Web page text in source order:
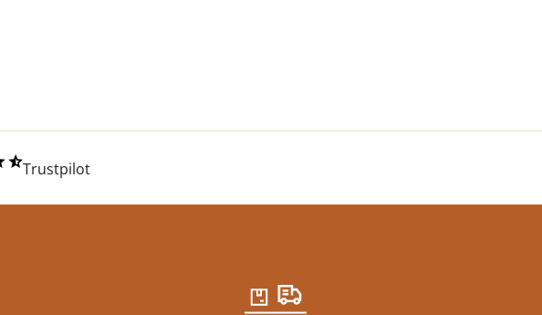
Trustpilot